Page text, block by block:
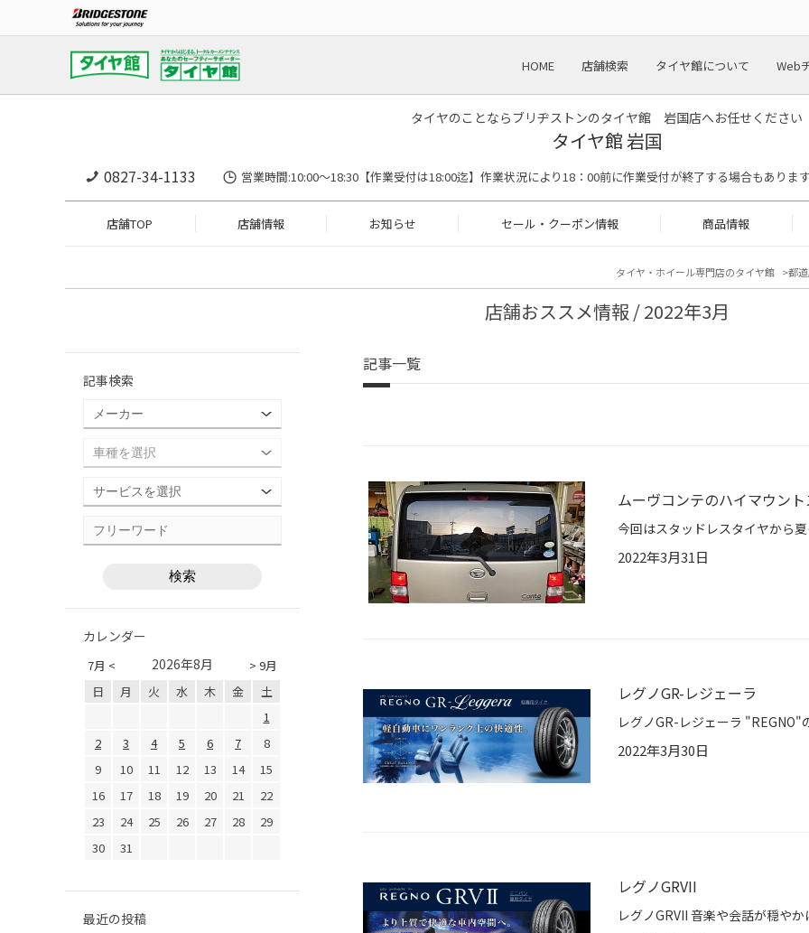
HOME 店舗検索 タイヤ館について Web
タイヤのことならブリヂストンのタイヤ館 岩国店へお任せください
タイヤ館 岩国
0827-34-1133 営業時間:10:00〜18:30【作業受付は18:00迄】作業状況により18：00前に作業受付が終了する場合もあります
店舗TOP 店舗情報 お知らせ セール・クーポン情報 商品情報
タイヤ・ホイール専門店のタイヤ館 都
店舗おススメ情報 / 2022年3月
記事一覧
ムーヴコンテのハイマウン
2022年3月31日
レグノGR-レジェーラ
2022年3月30日
レグノGRVII
記事検索
カレンダー
7月 < > 9月
2026年8月
日 月 火 水 木 金
土
1
2
3 4 5 6 7
8
9
10 11 12 13 14
15
16
17 18 19 20 21
22
23
24 25 26 27 28
29
30
31
最近の投稿